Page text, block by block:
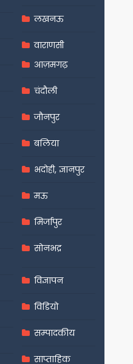
लखनऊ
वाराणसी
आज़मगढ़
चंदौली
जौनपुर
बलिया
भदोही, ज्ञानपुर
मऊ
मिर्जापुर
सोनभद्र
विज्ञापन
विडियो
सम्पादकीय
साप्ताहिक